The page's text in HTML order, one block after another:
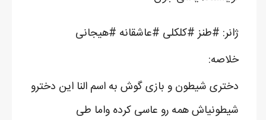
ژانر: #طنز #کلکلی #عاشقانه #هیجانی
خلاصه:
دختری شیطون و بازی گوش به اسم النا این دخترو
شیطونیاش همه رو عاسی کرده واما طی